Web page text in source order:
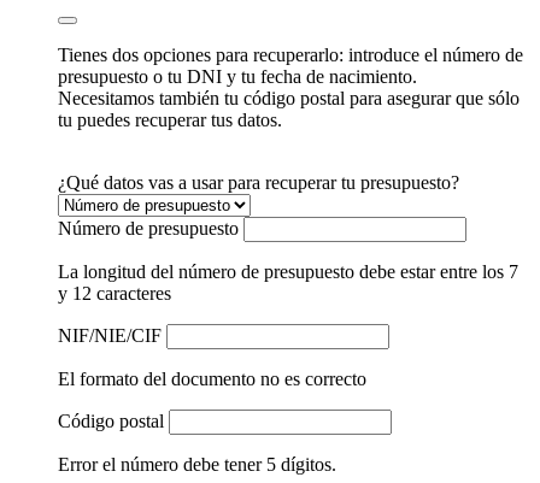
Tienes dos opciones para recuperarlo: introduce el número de
presupuesto o tu DNI y tu fecha de nacimiento.
Necesitamos también tu código postal para asegurar que sólo
tu puedes recuperar tus datos.
¿Qué datos vas a usar para recuperar tu presupuesto?
Número de presupuesto
La longitud del número de presupuesto debe estar entre los 7
y 12 caracteres
NIF/NIE/CIF
El formato del documento no es correcto
Código postal
Error el número debe tener 5 dígitos.